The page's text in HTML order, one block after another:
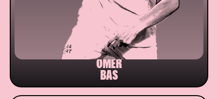
ÖMER
BAS